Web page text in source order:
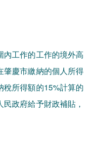
內工作的工作的境外高
肇慶市繳納的個人所得
稅所得額的15%計算的
政府給予財政補貼，